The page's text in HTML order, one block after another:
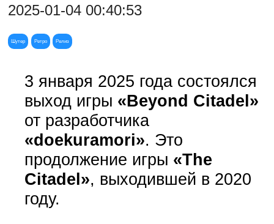
2025-01-04 00:40:53
Шутер Ретро Релиз
3 января 2025 года состоялся
выход игры «Beyond Citadel»
от разработчика
«doekuramori». Это
продолжение игры «The
Citadel», выходившей в 2020
году.